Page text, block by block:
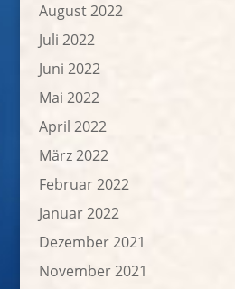
August 2022
Juli 2022
Juni 2022
Mai 2022
April 2022
März 2022
Februar 2022
Januar 2022
Dezember 2021
November 2021